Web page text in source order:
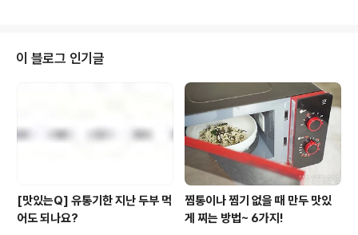
넘쳐난다. 더불어 새학기를 맞아 자녀교육에 더욱 힘쓸 학
부모들도 설레는 것은 마찬가지이다. 설렘 가득! 의욕 백배!
새학기 맞이 다짐에 힘을 보태줄 다양한 이벤트를 소개한
다. ◆ 3월 온라인에서는 새학기를 응원하는 이벤트가 한
창 3월 온라인에서는 홈페이지를 통해 새학기를 시작하는
학생들을 위한 이벤트가 풍성하다...
이 블로그 인기글
[맛있는Q] 유통기한 지난 두부 먹
어도 되나요?
찜통이나 찜기 없을 때 만두 맛있
게 찌는 방법~ 6가지!